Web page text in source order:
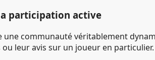
participation active
une communauté véritablement
leur avis sur un joueur en